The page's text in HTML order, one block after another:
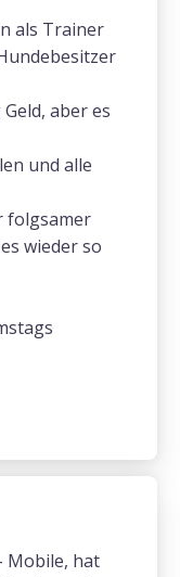
als Trainer
aber es
und alle
folgsamer
wieder so
Mobile, hat